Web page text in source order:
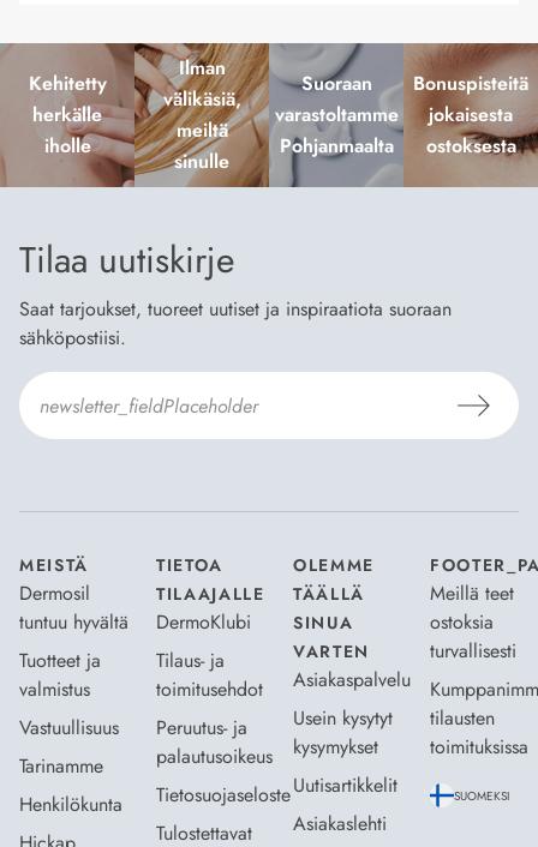
Kehitetty
herkälle
iholle
Ilman
välikäsiä,
meiltä
sinulle
Suoraan
varastoltamme
Pohjanmaalta
Bonuspisteitä
jokaisesta
ostoksesta
Tilaa uutiskirje
Saat tarjoukset, tuoreet uutiset ja inspiraatiota suoraan
sähköpostiisi.
MEISTÄ
Dermosil
tuntuu hyvältä
Tuotteet ja
valmistus
Vastuullisuus
Tarinamme
Henkilökunta
TIETOA
TILAAJALLE
DermoKlubi
Tilaus- ja
toimitusehdot
Peruutus- ja
palautusoikeus
Tietosuojaseloste
Tulostettavat
OLEMME
TÄÄLLÄ
SINUA
VARTEN
Asiakaspalvelu
Usein kysytyt
kysymykset
Uutisartikkelit
Asiakaslehti
Meillä teet
ostoksia
turvallisesti
tilausten
toimituksissa
SUOMEKSI